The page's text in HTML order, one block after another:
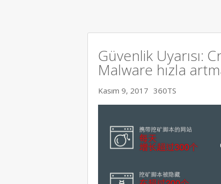
Güvenlik Uyarısı:
Malware hızla
Kasım 9, 2017 360TS